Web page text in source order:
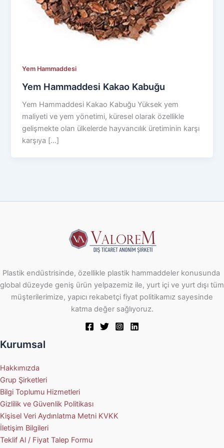
Yem Hammaddesi
Yem Hammaddesi Kakao Kabuğu
Yem Hammaddesi Kakao Kabuğu Yüksek yem
maliyeti ve yem yönetimi, küresel olarak özellikle
gelişmekte olan ülkelerde hayvancılık üretiminin karşı
karşıya […]
Plastik endüstrisinde, özellikle plastik hammaddeler konusunda
global düzeyde geniş ürün yelpazemiz ile, yurt içi ve yurt dışı tüm
müşterilerimize, yapıcı rekabetçi fiyat politikamız sayesinde
katma değer sağlıyoruz.
Kurumsal
Hakkımızda
Grup Şirketleri
Bilgi Toplumu Hizmetleri
Gizlilik ve Güvenlik Politikası
Kişisel Veri Aydınlatma Metni KVKK
İletişim Bilgileri
Teklif Al / Fiyat Talep Formu